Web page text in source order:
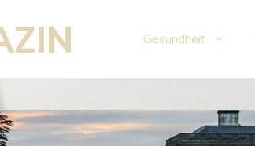
Gesundheit